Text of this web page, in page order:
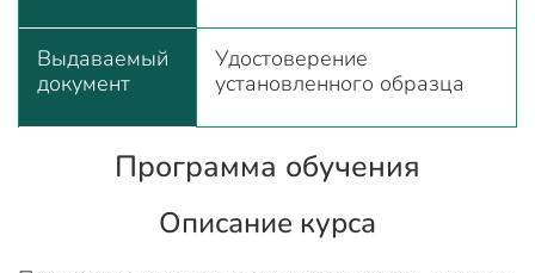
Выдаваемый
документ
Удостоверение
установленного образца
Программа обучения
Описание курса